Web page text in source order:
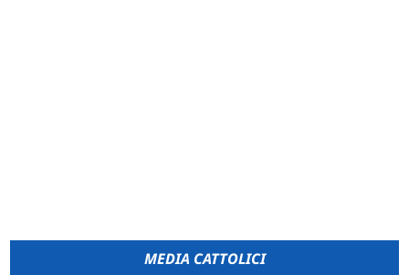
MEDIA CATTOLICI